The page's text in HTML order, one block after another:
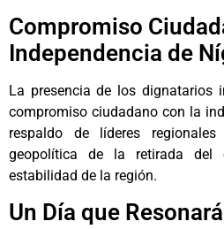
Compromiso
Independencia de
La presencia de los dignatarios
compromiso ciudadano con la
respaldo de líderes
geopolítica de la retirada del
estabilidad de la región.
Un Día que